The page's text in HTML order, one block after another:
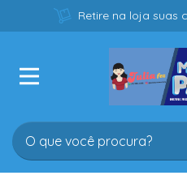
Retire na loja suas